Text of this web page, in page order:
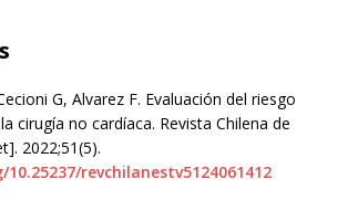
G, Alvarez F. Evaluación del riesgo
cirugía no cardíaca. Revista Chilena de
2022;51(5).
revchilanestv5124061412